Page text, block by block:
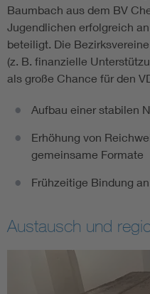
Baumbach aus dem BV
Jugendlichen erfolgreich
beteiligt. Die
(z. B. finanzielle
als große Chance für den
Aufbau einer stabilen
Erhöhung von
gemeinsame Formate
Frühzeitige Bindung
Austausch und